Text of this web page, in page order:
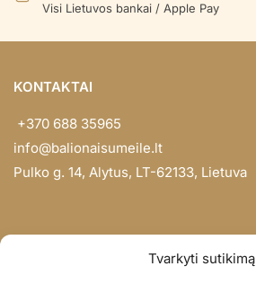
Tvarkyti sutikimą
Visi Lietuvos bankai / Apple Pay
KONTAKTAI
+370 688 35965
info@balionaisumeile.lt
Pulko g. 14, Alytus, LT-62133, Lietuva